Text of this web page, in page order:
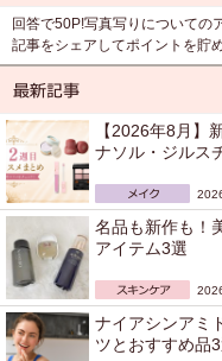
回答で50P!写真写りについての
記事をシェアしてポイントを貯
【2026年8月】
ナソル・ジルス
名品も新作も！
アイテム3選
ナイアシンアミ
ツとおすすめ品